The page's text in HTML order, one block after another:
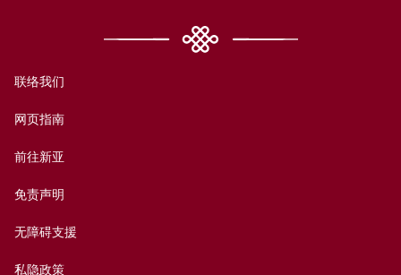
联络我们
网页指南
前往新亚
免责声明
无障碍支援
私隐政策